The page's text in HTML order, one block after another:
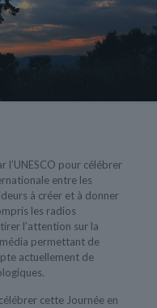
l’UNESCO pour célébrer
entre les
à créer et à donner
les radios
l’attention sur la
permettant de
actuellement de
cette Journée en